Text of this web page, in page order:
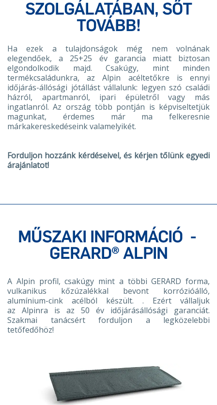
SZOLGÁLATÁBAN, SŐT
TOVÁBB!
Ha ezek a tulajdonságok még nem volnának
elegendőek, a 25+25 év garancia miatt biztosan
elgondolkodik majd. Csakúgy, mint minden
termékcsaládunkra, az Alpin acéltetőkre is ennyi
időjárás-állósági jótállást vállalunk: legyen szó családi
házról, apartmanról, ipari épületről vagy más
ingatlanról. Az ország több pontján is képviseltetjük
magunkat, érdemes már ma felkeresnie
márkakereskedéseink valamelyikét.
Forduljon hozzánk kérdéseivel, és kérjen tőlünk egyedi
árajánlatot!
MŰSZAKI INFORMÁCIÓ -
GERARD® ALPIN
A Alpin profil, csakúgy mint a többi GERARD forma,
vulkanikus kőzúzalékkal bevont korrózióálló,
alumínium-cink acélból készült. . Ezért vállaljuk
az Alpinra is az 50 év időjárásállósági garanciát.
Szakmai tanácsért forduljon a legközelebbi
tetőfedőhöz!